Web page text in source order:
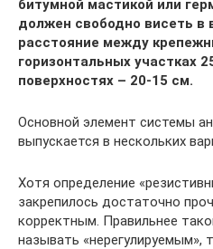
битумной мастикой или
должен свободно висеть в
расстояние между
горизонтальных участках
поверхностях – 20-15 см.
Основной элемент системы
выпускается в нескольких
Хотя определение
закрепилось достаточно
корректным. Правильнее
называть «нерегулируемым»,